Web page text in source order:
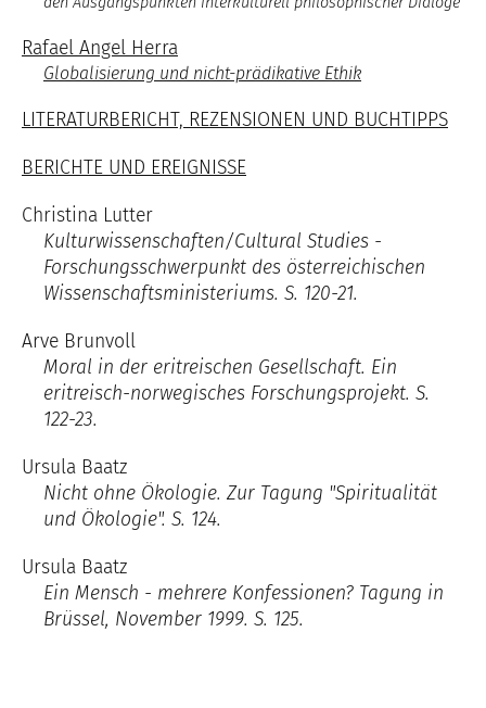
Rafael Angel Herra
Globalisierung und nicht-prädikative Ethik
LITERATURBERICHT, REZENSIONEN UND BUCHTIPPS
BERICHTE UND EREIGNISSE
Christina Lutter
Kulturwissenschaften/Cultural Studies -
Forschungsschwerpunkt des österreichischen
Wissenschaftsministeriums. S. 120-21.
Arve Brunvoll
Moral in der eritreischen Gesellschaft. Ein
eritreisch-norwegisches Forschungsprojekt. S.
122-23.
Ursula Baatz
Nicht ohne Ökologie. Zur Tagung "Spiritualität
und Ökologie". S. 124.
Ursula Baatz
Ein Mensch - mehrere Konfessionen? Tagung in
Brüssel, November 1999. S. 125.